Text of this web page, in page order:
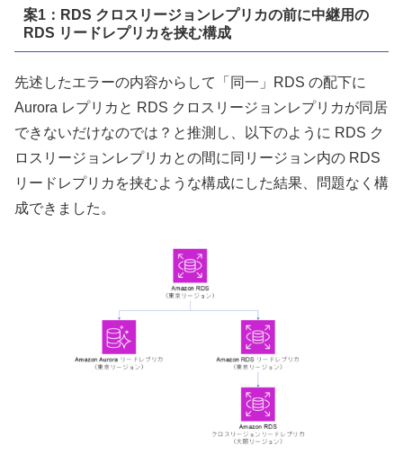
案1：RDS クロスリージョンレプリカの前に中継用の
RDS リードレプリカを挟む構成
先述したエラーの内容からして「同一」RDS の配下に
Aurora レプリカと RDS クロスリージョンレプリカが同居
できないだけなのでは？と推測し、以下のように RDS ク
ロスリージョンレプリカとの間に同リージョン内の RDS
リードレプリカを挟むような構成にした結果、問題なく構
成できました。